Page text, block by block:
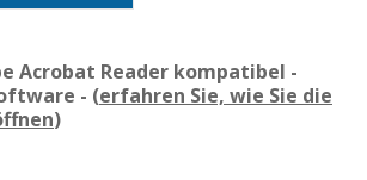
Acrobat Reader kompatibel -
- (erfahren Sie, wie Sie die
)